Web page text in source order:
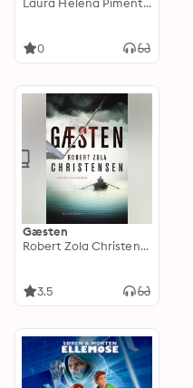
0
Gæsten
Robert Zola Christensen
3.5